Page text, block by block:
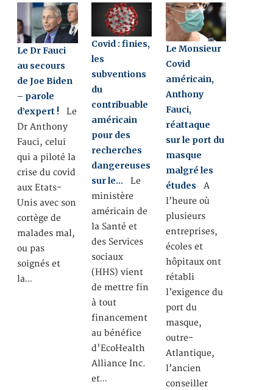
Le Dr Fauci
au secours
de Joe Biden
– parole
d’expert ! Le
Dr Anthony
Fauci, celui
qui a piloté la
crise du covid
aux Etats-
Unis avec son
cortège de
malades mal,
ou pas
soignés et
la…
Covid : finies,
les
subventions
du
contribuable
américain
pour des
recherches
dangereuses
sur le… Le
ministère
américain de
la Santé et
des Services
sociaux
(HHS) vient
de mettre fin
à tout
financement
au bénéfice
d'EcoHealth
Alliance Inc.
et…
Le Monsieur
Covid
américain,
Anthony
Fauci,
réattaque
sur le port du
masque
malgré les
études A
l’heure où
plusieurs
entreprises,
écoles et
hôpitaux ont
rétabli
l’exigence du
port du
masque,
outre-
Atlantique,
l’ancien
conseiller